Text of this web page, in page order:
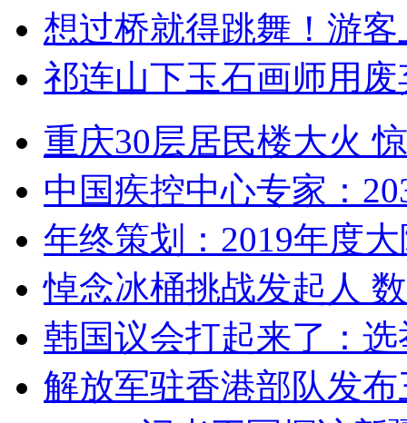
想过桥就得跳舞！游客
祁连山下玉石画师用
重庆30层居民楼大火
中国疾控中心专家：
年终策划：2019年度
悼念冰桶挑战发起人
韩国议会打起来了：
解放军驻香港部队发